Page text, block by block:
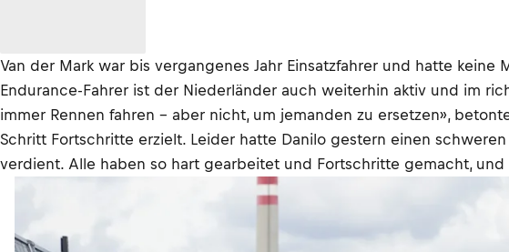
Van der Mark war bis vergangenes Jahr Einsatzfahrer und hatte
Endurance-Fahrer ist der Niederländer auch weiterhin aktiv und im
immer Rennen fahren – aber nicht, um jemanden zu ersetzen»,
Schritt Fortschritte erzielt. Leider hatte Danilo gestern einen
verdient. Alle haben so hart gearbeitet und Fortschritte gemacht,